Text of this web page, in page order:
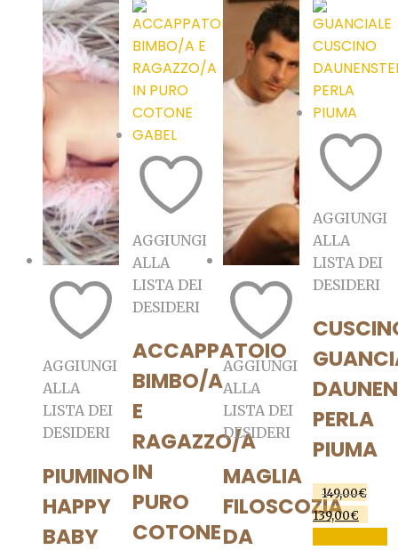
AGGIUNGI
ALLA
LISTA DEI
DESIDERI
PIUMINO
HAPPY
BABY
AGGIUNGI
ALLA
LISTA DEI
DESIDERI
ACCAPPATOIO
BIMBO/A
E
RAGAZZO/A
IN
PURO
COTONE
AGGIUNGI
ALLA
LISTA DEI
DESIDERI
MAGLIA
FILOSCOZIA
DA
AGGIUNGI
ALLA
LISTA DEI
DESIDERI
PERLA
PIUMA
149,00€
Il
prezzo
139,00€Il